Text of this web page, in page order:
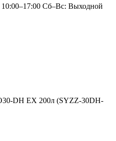
Сб–Вс: Выходной
DH EX 200л (SYZZ-30DH-